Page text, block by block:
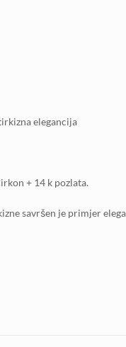
elegancija
+ 14 k pozlata.
savršen je primjer